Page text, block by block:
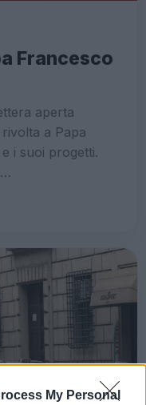
My Personal
Francesco
aperta
a Papa
i suoi progetti.